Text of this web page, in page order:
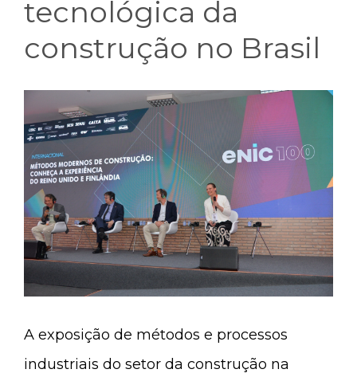
tecnológica da
construção no Brasil
A exposição de métodos e processos
industriais do setor da construção na